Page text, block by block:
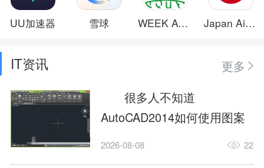
UU加速器 雪球 WEEK AQUA Japan Airlines
IT资讯
更多
很多人不知道
AutoCAD2014如何使用图案
填充?今日为你们带来的文章
2026-08-08 22